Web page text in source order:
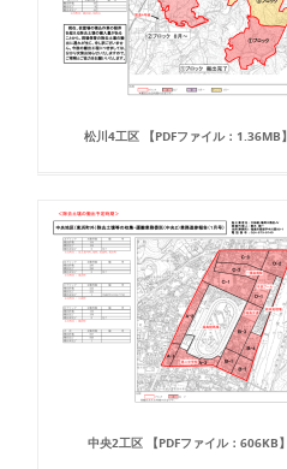
松川4工区 【PDFファイル：1.36MB】
中央2工区 【PDFファイル：606KB】